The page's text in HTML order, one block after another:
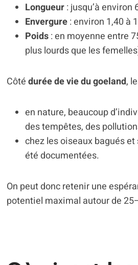
Longueur: jusqu’à
Envergure: environ 1,40 à
Poids: en moyenne entre
plus lourds que les
Côtédurée de vie du goeland,
en nature, beaucoup
des tempêtes, des
chez les oiseaux bagués
été documentées.
On peut donc retenir une
potentiel maximal autour de